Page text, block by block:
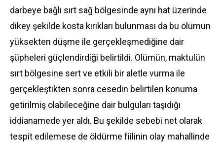
darbeye bağlı sırt sağ bölgesinde aynı hat üzerinde
dikey şekilde kosta kırıkları bulunması da bu ölümün
yüksekten düşme ile gerçekleşmediğine dair
şüpheleri güçlendirdiği belirtildi. Ölümün, maktulün
sırt bölgesine sert ve etkili bir aletle vurma ile
gerçekleştikten sonra cesedin belirtilen konuma
getirilmiş olabileceğine dair bulguları taşıdığı
iddianamede yer aldı. Bu şekilde sebebi net olarak
tespit edilemese de öldürme fiilinin olay mahallinde